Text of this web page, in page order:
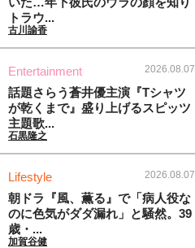
トラウ...
古川諭香
Entertainment 2026.08.07
話題さらう蒼井優主演『Tシャツ
が乾くまで』盛り上げるスピッツ
主題歌...
石黒隆之
Lifestyle 2026.08.07
朝ドラ『風、薫る』で「病人役な
のに色気がダダ漏れ」と騒然。39
歳・...
加賀谷健